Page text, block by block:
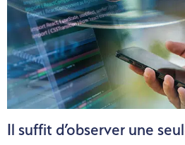
Il suffit d’observer une